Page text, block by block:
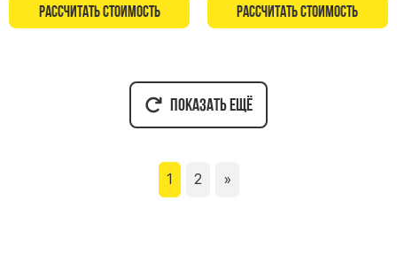
Рассчитать стоимость Рассчитать стоимость
Показать ещё
1 2 »